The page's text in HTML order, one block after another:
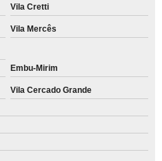
Vila Cretti
Vila Mercês
Embu-Mirim
Vila Cercado Grande